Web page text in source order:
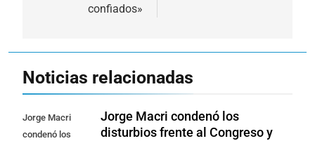
confiados»
Noticias relacionadas
Jorge Macri
condenó los
Jorge Macri condenó los
disturbios frente al Congreso y